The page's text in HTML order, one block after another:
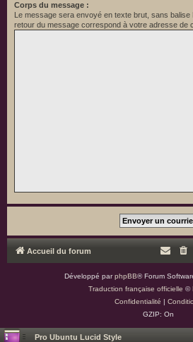
Corps du message :
Le message sera envoyé en texte brut, sans balise
retour du message correspond à votre adresse de
Accueil du forum
Développé parphpBB® Forum
Traduction française officielle ©
Confidentialité |
GZIP: On
Pro Ubuntu Lucid Style